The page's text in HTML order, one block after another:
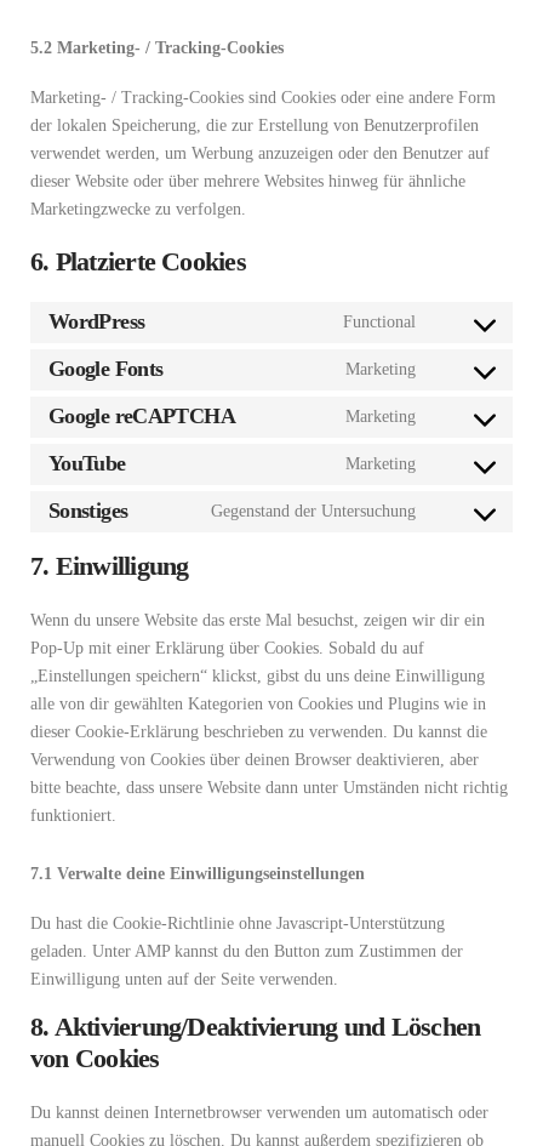
5.2 Marketing- / Tracking-Cookies
Marketing- / Tracking-Cookies sind Cookies oder eine andere Form
der lokalen Speicherung, die zur Erstellung von Benutzerprofilen
verwendet werden, um Werbung anzuzeigen oder den Benutzer auf
dieser Website oder über mehrere Websites hinweg für ähnliche
Marketingzwecke zu verfolgen.
6. Platzierte Cookies
WordPress Functional
Consent
wordpress
Google Fonts Marketing
Consent
google-
Google reCAPTCHA Marketing
Consent
google-
YouTube Marketing
Consent
Sonstiges Gegenstand der Untersuchung
Consent
7. Einwilligung
Wenn du unsere Website das erste Mal besuchst, zeigen wir dir ein
Pop-Up mit einer Erklärung über Cookies. Sobald du auf
„Einstellungen speichern“ klickst, gibst du uns deine Einwilligung
alle von dir gewählten Kategorien von Cookies und Plugins wie in
dieser Cookie-Erklärung beschrieben zu verwenden. Du kannst die
Verwendung von Cookies über deinen Browser deaktivieren, aber
bitte beachte, dass unsere Website dann unter Umständen nicht richtig
funktioniert.
7.1 Verwalte deine Einwilligungseinstellungen
Du hast die Cookie-Richtlinie ohne Javascript-Unterstützung
geladen. Unter AMP kannst du den Button zum Zustimmen der
Einwilligung unten auf der Seite verwenden.
8. Aktivierung/Deaktivierung und Löschen
von Cookies
Du kannst deinen Internetbrowser verwenden um automatisch oder
manuell Cookies zu löschen. Du kannst außerdem spezifizieren ob